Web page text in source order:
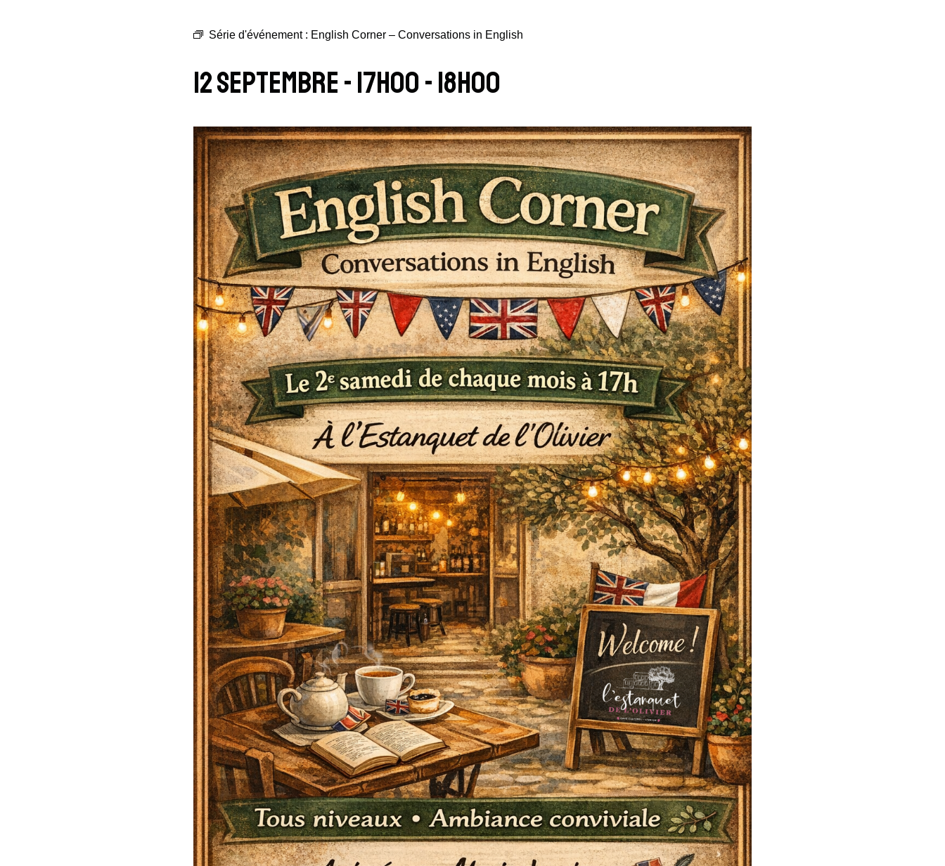
Série d'événement : English Corner – Conversations in English
12 Septembre - 17h00-18h00